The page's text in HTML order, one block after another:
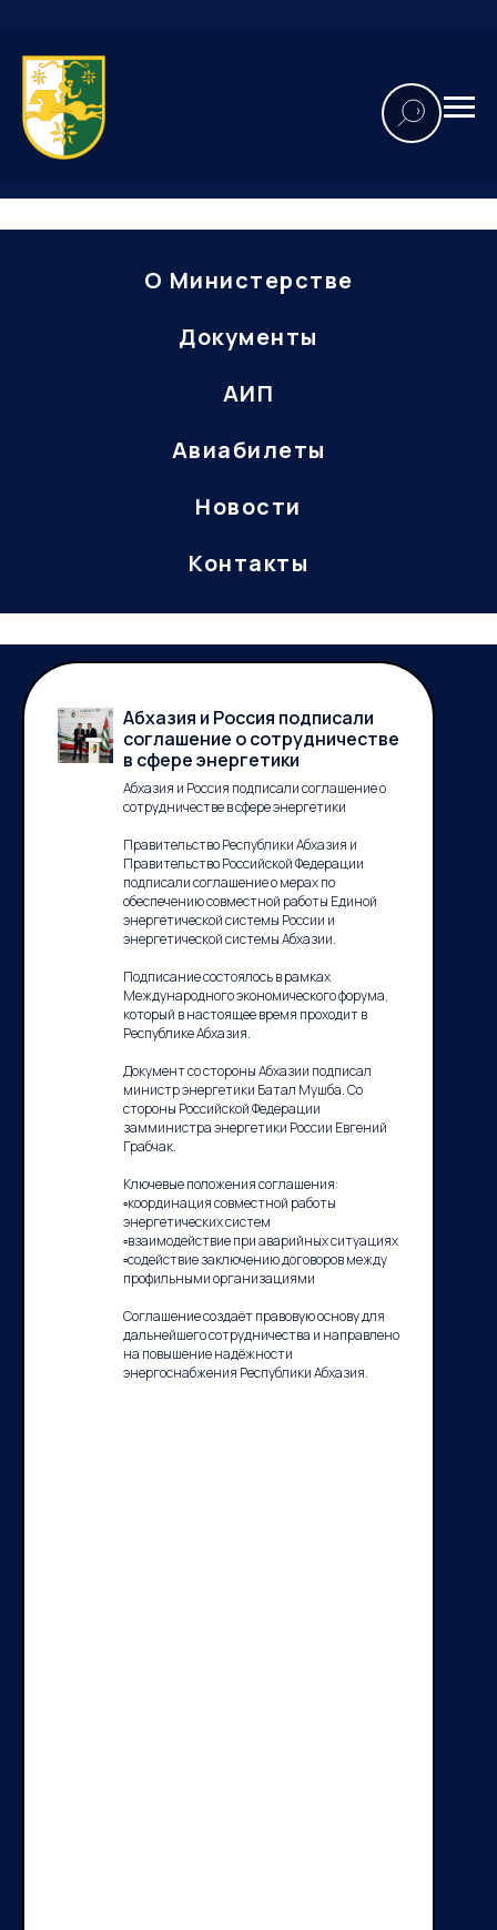
О Министерстве
Документы
АИП
Авиабилеты
Новости
Контакты
Абхазия и Россия подписали
соглашение о сотрудничестве
в сфере энергетики
Абхазия и Россия подписали соглашение о
сотрудничестве в сфере энергетики
Правительство Республики Абхазия и
Правительство Российской Федерации
подписали соглашение о мерах по
обеспечению совместной работы Единой
энергетической системы России и
энергетической системы Абхазии.
Подписание состоялось в рамках
Международного экономического форума,
который в настоящее время проходит в
Республике Абхазия.
Документ со стороны Абхазии подписал
министр энергетики Батал Мушба. Со
стороны Российской Федерации
замминистра энергетики России Евгений
Грабчак.
Ключевые положения соглашения:
▫️координация совместной работы
энергетических систем
▫️взаимодействие при аварийных ситуациях
▫️содействие заключению договоров между
профильными организациями
Соглашение создаёт правовую основу для
дальнейшего сотрудничества и направлено
на повышение надёжности
энергоснабжения Республики Абхазия.